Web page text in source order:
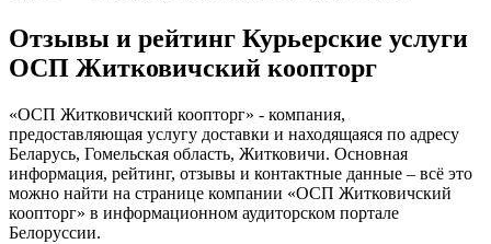
Отзывы и рейтинг Курьерские услуги
ОСП Житковичский коопторг
«ОСП Житковичский коопторг» - компания,
предоставляющая услугу доставки и находящаяся по адресу
Беларусь, Гомельская область, Житковичи. Основная
информация, рейтинг, отзывы и контактные данные – всё это
можно найти на странице компании «ОСП Житковичский
коопторг» в информационном аудиторском портале
Белоруссии.